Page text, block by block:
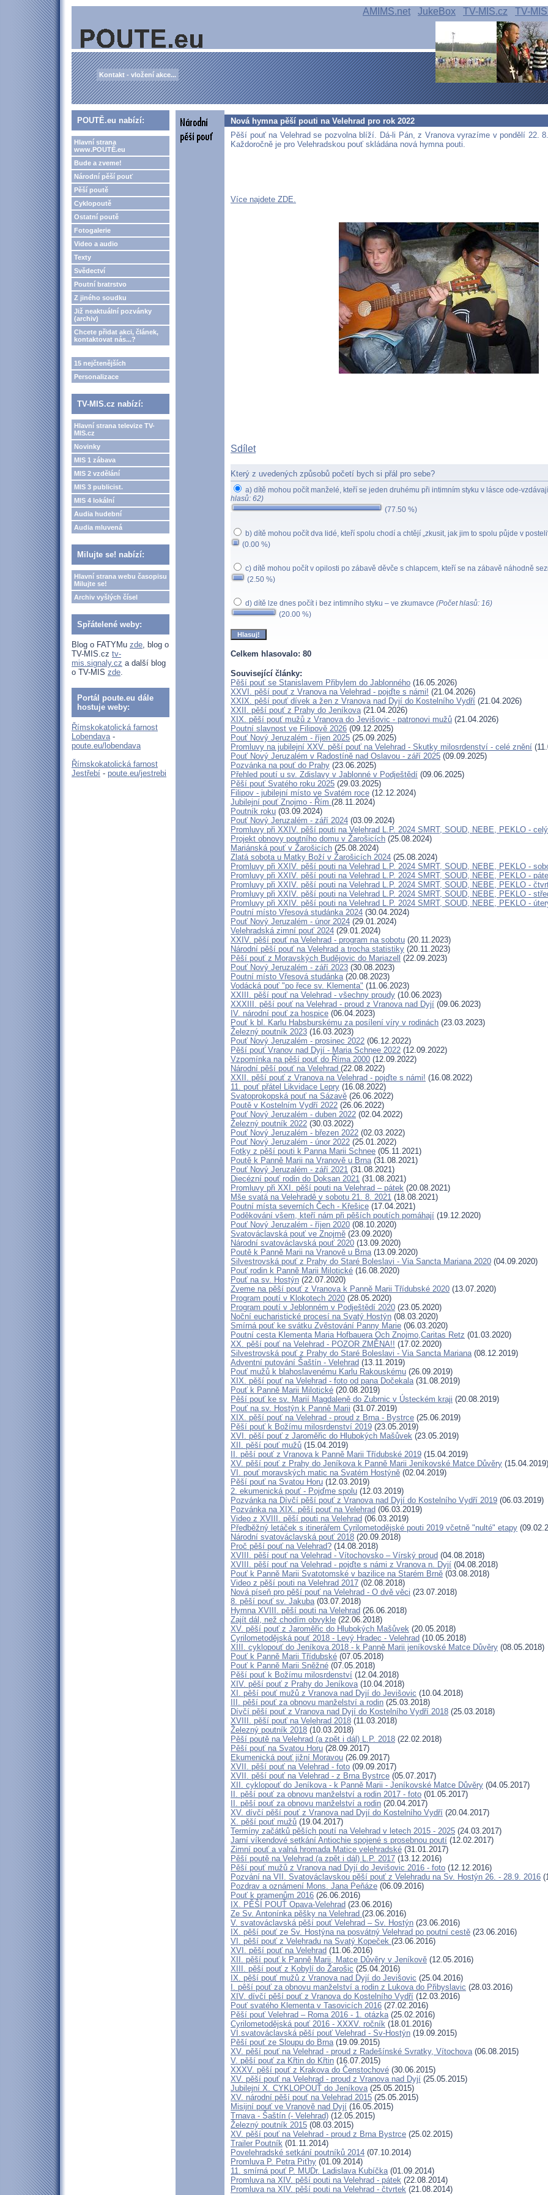
AMIMS.net JukeBox TV-MIS.cz TV-
Kontakt - vložení akce...
POUTĚ.eu nabízí:
Hlavní strana
www.POUTĚ.eu
Bude a zveme!
Národní pěší pouť
Pěší poutě
Cyklopoutě
Ostatní poutě
Fotogalerie
Video a audio
Texty
Svědectví
Poutní bratrstvo
Z jiného soudku
Již neaktuální pozvánky
(archiv)
Chcete přidat akci, článek,
kontaktovat nás...?
15 nejčtenějších
Personalizace
TV-MIS.cz nabízí:
Hlavní strana televize TV-
MIS.cz
Novinky
MIS 1 zábava
MIS 2 vzdělání
MIS 3 publicist.
MIS 4 lokální
Audia hudební
Audia mluvená
Milujte se! nabízí:
Hlavní strana webu časopisu
Milujte se!
Archiv vyšlých čísel
Spřátelené weby:
Blog o FATYMu zde, blog o
TV-MIS.cz tv-
mis.signaly.cz a další blog
o TV-MIS zde.
Portál poute.eu dále
hostuje weby:
Římskokatolická farnost
Lobendava-
poute.eu/lobendava
Římskokatolická farnost
Jestřebí - poute.eu/jestrebi
Nová hymna pěší pouti na Velehrad pro rok 2022
Pěší pouť na Velehrad se pozvolna blíží. Dá-li Pán, z Vranova vyrazíme v pondělí 22.
Každoročně je pro Velehradskou pouť skládána nová hymna pouti.
Více najdete ZDE.
Sdílet
Který z uvedených způsobů početí bych si přál pro sebe?
a) dítě mohou počít manželé, kteří se jeden druhému při intimním styku v lásce ode-
hlasů: 62)
(77.50 %)
b) dítě mohou počít dva lidé, kteří spolu chodí a chtějí „zkusit, jak jim to spolu půjde v
(0.00 %)
c) dítě mohou počít v opilosti po zábavě děvče s chlapcem, kteří se na zábavě náhodně
(2.50 %)
d) dítě lze dnes počít i bez intimního styku – ve zkumavce (Počet hlasů: 16)
(20.00 %)
Celkem hlasovalo: 80
Související články:
Pěší pouť se Stanislavem Přibylem do Jablonného (16.05.2026)
XXVI. pěší pouť z Vranova na Velehrad - pojďte s námi! (21.04.2026)
XXIX. pěší pouť dívek a žen z Vranova nad Dyjí do Kostelního Vydří (21.04.2026)
XXII. pěší pouť z Prahy do Jeníkova(21.04.2026)
XIX. pěší pouť mužů z Vranova do Jevišovic - patronovi mužů (21.04.2026)
Poutní slavnost ve Filipově 2026 (09.12.2025)
Pouť Nový Jeruzalém - říjen 2025 (25.09.2025)
Promluvy na jubilejní XXV. pěší pouť na Velehrad - Skutky milosrdenství - celé znění
Pouť Nový Jeruzalém v Radostíně nad Oslavou - září 2025 (09.09.2025)
Pozvánka na pouť do Prahy (23.06.2025)
Přehled poutí u sv. Zdislavy v Jablonné v Podještědí (09.06.2025)
Pěší pouť Svatého roku 2025 (29.03.2025)
Filipov - jubilejní místo ve Svatém roce (12.12.2024)
Jubilejní pouť Znojmo - Řím (28.11.2024)
Poutník roku (03.09.2024)
Pouť Nový Jeruzalém - září 2024 (03.09.2024)
Promluvy při XXIV. pěší pouti na Velehrad L.P. 2024 SMRT, SOUD, NEBE, PEKLO -
Projekt obnovy poutního domu v Žarošicích (25.08.2024)
Mariánská pouť v Žarošicích (25.08.2024)
Zlatá sobota u Matky Boží v Žarošicích 2024 (25.08.2024)
Promluvy při XXIV. pěší pouti na Velehrad L.P. 2024 SMRT, SOUD, NEBE, PEKLO -
Promluvy při XXIV. pěší pouti na Velehrad L.P. 2024 SMRT, SOUD, NEBE, PEKLO -
Promluvy při XXIV. pěší pouti na Velehrad L.P. 2024 SMRT, SOUD, NEBE, PEKLO -
Promluvy při XXIV. pěší pouti na Velehrad L.P. 2024 SMRT, SOUD, NEBE, PEKLO -
Promluvy při XXIV. pěší pouti na Velehrad L.P. 2024 SMRT, SOUD, NEBE, PEKLO -
Poutní místo Vřesová studánka 2024 (30.04.2024)
Pouť Nový Jeruzalém - únor 2024 (29.01.2024)
Velehradská zimní pouť 2024 (29.01.2024)
XXIV. pěší pouť na Velehrad - program na sobotu (20.11.2023)
Národní pěší pouť na Velehrad a trocha statistiky (20.11.2023)
Pěší pouť z Moravských Budějovic do Mariazell
(22.09.2023)
Pouť Nový Jeruzalém - září 2023 (30.08.2023)
Poutní místo Vřesová studánka(20.08.2023)
Vodácká pouť "po řece sv. Klementa" (11.06.2023)
XXIII. pěší pouť na Velehrad - všechny proudy (10.06.2023)
XXXIII. pěší pouť na Velehrad - proud z Vranova nad Dyjí (09.06.2023)
IV. národní pouť za hospice (06.04.2023)
Pouť k bl. Karlu Habsburskému za posílení víry v rodinách (23.03.2023)
Železný poutník 2023 (16.03.2023)
Pouť Nový Jeruzalém - prosinec 2022 (06.12.2022)
Pěší pouť Vranov nad Dyjí - Maria Schnee 2022 (12.09.2022)
Vzpomínka na pěší pouť do Říma 2000 (12.09.2022)
Národní pěší pouť na Velehrad (22.08.2022)
XXII. pěší pouť z Vranova na Velehrad - pojďte s námi! (16.08.2022)
11. pouť přátel Likvidace Lepry (16.08.2022)
Svatoprokopská pouť na Sázavě (26.06.2022)
Poutě v Kostelním Vydří 2022 (26.06.2022)
Pouť Nový Jeruzalém - duben 2022 (02.04.2022)
Železný poutník 2022 (30.03.2022)
Pouť Nový Jeruzalém - březen 2022 (02.03.2022)
Pouť Nový Jeruzalém - únor 2022 (25.01.2022)
Fotky z pěší pouti k Panna Marii Schnee (05.11.2021)
Poutě k Panně Marii na Vranově u Brna(31.08.2021)
Pouť Nový Jeruzalém - září 2021 (31.08.2021)
Diecézní pouť rodin do Doksan 2021 (31.08.2021)
Promluvy při XXI. pěší pouti na Velehrad – pátek (20.08.2021)
Mše svatá na Velehradě v sobotu 21. 8. 2021 (18.08.2021)
Poutní místa severních Čech - Křešice (17.04.2021)
Poděkování všem, kteří nám při pěších poutích pomáhají (19.12.2020)
Pouť Nový Jeruzalém - říjen 2020 (08.10.2020)
Svatováclavská pouť ve Znojmě (23.09.2020)
Národní svatováclavská pouť 2020 (13.09.2020)
Poutě k Panně Marii na Vranově u Brna(13.09.2020)
Silvestrovská pouť z Prahy do Staré Boleslavi - Via Sancta Mariana 2020 (04.09.2020)
Pouť rodin k Panně Marii Milotické (16.08.2020)
Pouť na sv. Hostýn (22.07.2020)
Zveme na pěší pouť z Vranova k Panně Marii Třídubské 2020 (13.07.2020)
Program poutí v Klokotech 2020 (28.05.2020)
Program poutí v Jeblonném v Podještědí 2020 (23.05.2020)
Noční eucharistické procesí na Svatý Hostýn (08.03.2020)
Smírná pouť ke svátku Zvěstování Panny Marie (06.03.2020)
Poutní cesta Klementa Maria Hofbauera Och Znojmo,Caritas Retz (01.03.2020)
XX. pěší pouť na Velehrad - POZOR ZMĚNA!! (17.02.2020)
Silvestrovská pouť z Prahy do Staré Boleslavi - Via Sancta Mariana(08.12.2019)
Adventní putování Šaštín - Velehrad (13.11.2019)
Pouť mužů k blahoslavenému Karlu Rakouskému (26.09.2019)
XIX. pěší pouť na Velehrad - foto od pana Dočekala(31.08.2019)
Pouť k Panně Marii Milotické (20.08.2019)
Pěší pouť ke sv. Marií Magdaleně do Zubrnic v Ústeckém kraji (20.08.2019)
Pouť na sv. Hostýn k Panně Marii (31.07.2019)
XIX. pěší pouť na Velehrad - proud z Brna - Bystrce (25.06.2019)
Pěší pouť k Božímu milosrdenství 2019 (23.05.2019)
XVI. pěší pouť z Jaroměřic do Hlubokých Mašůvek (23.05.2019)
XII. pěší pouť mužů (15.04.2019)
II. pěší pouť z Vranova k Panně Marii Třídubské 2019 (15.04.2019)
XV. pěší pouť z Prahy do Jeníkova k Panně Marii Jeníkovské Matce Důvěry (15.04.2019)
VI. pouť moravských matic na Svatém Hostýně (02.04.2019)
Pěší pouť na Svatou Horu (12.03.2019)
2. ekumenická pouť - Pojďme spolu (12.03.2019)
Pozvánka na Dívčí pěší pouť z Vranova nad Dyjí do Kostelního Vydří 2019 (06.03.2019)
Pozvánka na XIX. pěší pouť na Velehrad (06.03.2019)
Video z XVIII. pěší pouti na Velehrad (06.03.2019)
Předběžný letáček s itinerářem Cyrilometodějské pouti 2019 včetně "nulté" etapy
Národní svatováclavská pouť 2018 (20.09.2018)
Proč pěší pouť na Velehrad? (14.08.2018)
XVIII. pěší pouť na Velehrad - Vítochovsko – Vírský proud (04.08.2018)
XVIII. pěší pouť na Velehrad - pojďte s námi z Vranova n. Dyjí (04.08.2018)
Pouť k Panně Marii Svatotomské v bazilice na Starém Brně (03.08.2018)
Video z pěší pouti na Velehrad 2017 (02.08.2018)
Nová píseň pro pěší pouť na Velehrad - O dvě věci (23.07.2018)
8. pěší pouť sv. Jakuba(03.07.2018)
Hymna XVIII. pěší pouti na Velehrad (26.06.2018)
Zajít dál, než chodím obvykle (22.06.2018)
XV. pěší pouť z Jaroměřic do Hlubokých Mašůvek (20.05.2018)
Cyrilometodějská pouť 2018 - Levý Hradec - Velehrad (10.05.2018)
XIII. cyklopouť do Jeníkova 2018 - k Panně Marii jeníkovské Matce Důvěry (08.05.2018)
Pouť k Panně Marii Třídubské (07.05.2018)
Pouť k Panně Marii Sněžné (07.05.2018)
Pěší pouť k Božímu milosrdenství (12.04.2018)
XIV. pěší pouť z Prahy do Jeníkova(10.04.2018)
XI. pěší pouť mužů z Vranova nad Dyjí do Jevišovic (10.04.2018)
III. pěší pouť za obnovu manželství a rodin (25.03.2018)
Dívčí pěší pouť z Vranova nad Dyjí do Kostelního Vydří 2018 (25.03.2018)
XVIII. pěší pouť na Velehrad 2018 (11.03.2018)
Železný poutník 2018 (10.03.2018)
Pěší poutě na Velehrad (a zpět i dál) L.P. 2018 (22.02.2018)
Pěší pouť na Svatou Horu (28.09.2017)
Ekumenická pouť jižní Moravou (26.09.2017)
XVII. pěší pouť na Velehrad - foto (09.09.2017)
XVII. pěší pouť na Velehrad - z Brna Bystrce (05.07.2017)
XII. cyklopouť do Jeníkova - k Panně Marii - Jeníkovské Matce Důvěry (04.05.2017)
II. pěší pouť za obnovu manželství a rodin 2017 - foto (01.05.2017)
II. pěší pouť za obnovu manželství a rodin (20.04.2017)
XV. dívčí pěší pouť z Vranova nad Dyjí do Kostelního Vydří (20.04.2017)
X. pěší pouť mužů (19.04.2017)
Termíny začátků pěších poutí na Velehrad v letech 2015 - 2025 (24.03.2017)
Jarní víkendové setkání Antiochie spojené s prosebnou poutí (12.02.2017)
Zimní pouť a valná hromada Matice velehradské (31.01.2017)
Pěší poutě na Velehrad (a zpět i dál) L.P. 2017 (13.12.2016)
Pěší pouť mužů z Vranova nad Dyjí do Jevišovic 2016 - foto (12.12.2016)
Pozvání na VII. Svatováclavskou pěší pouť z Velehradu na Sv. Hostýn 26. - 28.9. 2016
Pozdrav a oznámení Mons. Jana Peňáze (06.09.2016)
Pouť k pramenům 2016 (26.06.2016)
IX. PĚŠÍ POUŤ Opava-Velehrad (23.06.2016)
Ze Sv. Antonínka pěšky na Velehrad (23.06.2016)
V. svatováclavská pěší pouť Velehrad – Sv. Hostýn (23.06.2016)
IX. pěší pouť ze Sv. Hostýna na posvátný Velehrad po poutní cestě (23.06.2016)
VI. pěší pouť z Velehradu na Svatý Kopeček (23.06.2016)
XVI. pěší pouť na Velehrad (11.06.2016)
XII. pěší pouť k Panně Marii, Matce Důvěry v Jeníkově (12.05.2016)
XIII. pěší pouť z Kobylí do Žarošic (25.04.2016)
IX. pěší pouť mužů z Vranova nad Dyjí do Jevišovic (25.04.2016)
I. pěší pouť za obnovu manželství a rodin z Lukova do Přibyslavic (28.03.2016)
XIV. dívčí pěší pouť z Vranova do Kostelního Vydří (12.03.2016)
Pouť svatého Klementa v Tasovicích 2016 (27.02.2016)
Pěší pouť Velehrad – Roma 2016 - 1. otázka(25.02.2016)
Cyrilometodějská pouť 2016 - XXXV. ročník (18.01.2016)
VI.svatováclavská pěší pouť Velehrad - Sv-Hostýn (19.09.2015)
Pěší pouť ze Sloupu do Brna(19.09.2015)
XV. pěší pouť na Velehrad - proud z Radešínské Svratky, Vítochova(06.08.2015)
V. pěší pouť za Křtin do Křtin (16.07.2015)
XXXV. pěší pouť z Krakova do Čenstochové (30.06.2015)
XV. pěší pouť na Velehrad - proud z Vranova nad Dyjí (25.05.2015)
Jubilejní X. CYKLOPOUŤ do Jeníkova(25.05.2015)
XV. národní pěší pouť na Velehrad 2015 (25.05.2015)
Misijní pouť ve Vranově nad Dyjí (16.05.2015)
Trnava - Šaštín (- Velehrad) (12.05.2015)
Železný poutník 2015 (08.03.2015)
XV. pěší pouť na Velehrad - proud z Brna Bystrce (25.02.2015)
Trailer Poutník (01.11.2014)
Povelehradské setkání poutníků 2014 (07.10.2014)
Promluva P. Petra Piťhy (01.09.2014)
11. smírná pouť P. MUDr. Ladislava Kubíčka(01.09.2014)
Promluva na XIV. pěší pouti na Velehrad - pátek (22.08.2014)
Promluva na XIV. pěší pouti na Velehrad - čtvrtek (21.08.2014)